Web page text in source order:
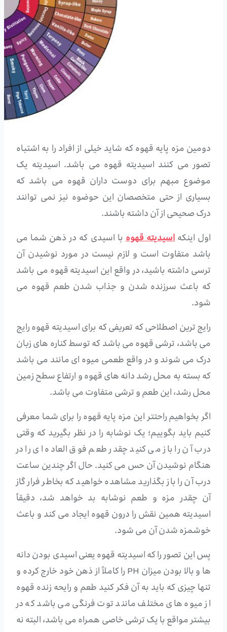
دومین مزه پایه قهوه که شاید خیلی از افراد را به اشتباه
تصور می کنند اسیدیته قهوه می باشد. اسیدیته یک
موضوع مبهم برای دوست داران قهوه می باشد که
بسیاری از حتی متخصصان این حوضوه نیز نمی توانند
درک صحیحی از آن داشته باشند.
اول اینکهاسیدیته قهوهبا اسیدی که در ذهن شما می
باشد متفاوت است و لازم نیست در مورد نوشیدن آن
ترسی داشته باشید، در واقع این اسیدیته قهوه می باشد
که باعث سرزنده شدن و جذاب شدن طعم قهوه می
شود.
رایج ترین اصطلاحی که تعریفی که برای اسیدیته قهوه رایج
می باشد، ترشی قهوه می باشد که توسط کناره های زبان
درک می شوند و در واقع طعمی میوه ای مانند می باشد
که بسته به محل رشد دانه های قهوه و ارتفاع سطح زمین
محل رشد، این طعم و ترشی متفاوت می باشد.
اگر بخواهیم راحتتر این مزه پایه قهوه را برای شما معرفی
کنیم باید بگوییم؛ یک نوشابه را در نظر بگیرید که وقتی
درب آن را باز می کنید چقدر طعم فوق العاده ای را در
هنگام نوشیدن آن حس می کنید. حال اگر چندین ساعت
درب آن را باز بگذارید مشاهده خواهید که بخاطر فرار گاز
آن چقدر مزه و طعم نوشابه بد خواهد شد، دقیقاً
اسیدیته همین نقش را درون قهوه ایجاد می کند و باعث
خوشمزه شدن آن می شود.
پس این تصور را که اسیدیته قهوه یعنی اسیدی بودن دانه
ها و بالا بودن میزان PH را کاملاً از ذهن خود خارج کرده و
تنها چیزی که باید به آن فکر کنید طعم و رایحه زنده قهوه
از میوه های مختلف مانند توت فرنگی می باشد که در
بیشتر مواقع با یک ترشی خاصی همراه می باشد، البته نه